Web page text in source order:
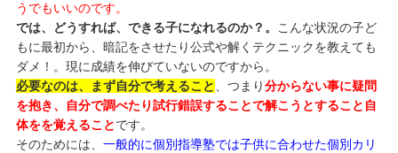
うでもいいのです。
では、どうすれば、できる子になれるのか？。
こんな状況の子ど
もに最初から、暗記をさせたり公式や解くテクニックを教えても
ダメ！。現に成績を伸びていないのですから。
必要なのは、まず自分で考えること
、つまり分からない事に疑問
を抱き、自分で調べたり試行錯誤することで解こうとすること自
体をを覚えることです。
そのためには、 一般的に個別指導塾では子供に合わせた個別カリ